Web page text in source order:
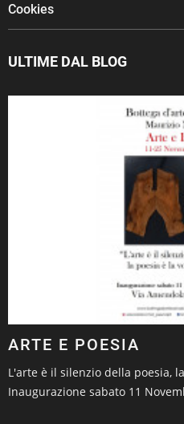
Cookies
ULTIME DAL BLOG
ARTE E POESIA
L'arte è il silenzio della poesia,
Inaugurazione sabato 11